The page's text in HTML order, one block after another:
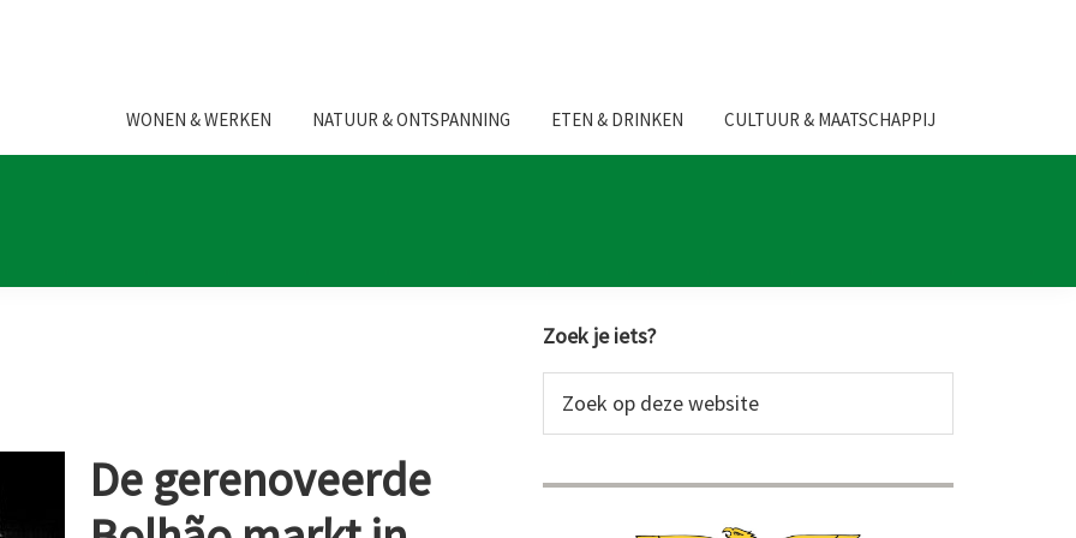
WONEN & WERKEN NATUUR & ONTSPANNING ETEN & DRINKEN CULTUUR & MAATSCHAPPIJ
De gerenoveerde
Primaire
Sidebar
Zoek je iets?
op
website